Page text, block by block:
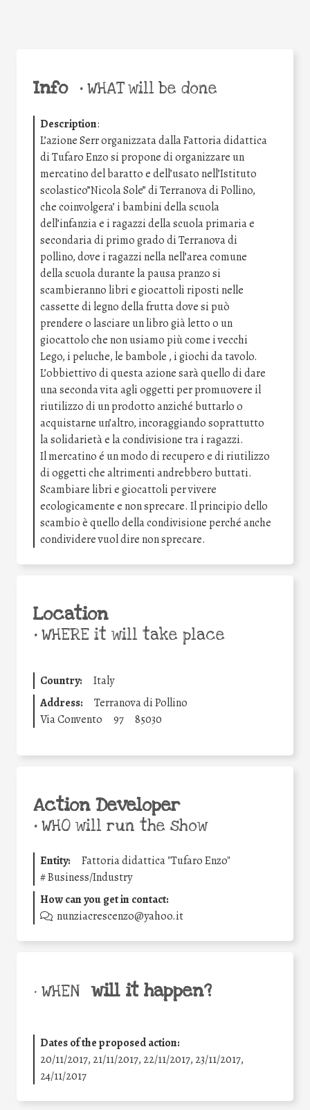
Info •WHAT will be done
Description:
L’azione Serr organizzata dalla Fattoria didattica
di Tufaro Enzo si propone di organizzare un
mercatino del baratto e dell’usato nell’Istituto
scolastico”Nicola Sole” di Terranova di Pollino,
che coinvolgera’ i bambini della scuola
dell’infanzia e i ragazzi della scuola primaria e
secondaria di primo grado di Terranova di
pollino, dove i ragazzi nella nell’area comune
della scuola durante la pausa pranzo si
scambieranno libri e giocattoli riposti nelle
cassette di legno della frutta dove si può
prendere o lasciare un libro già letto o un
giocattolo che non usiamo più come i vecchi
Lego, i peluche, le bambole , i giochi da tavolo.
L’obbiettivo di questa azione sarà quello di dare
una seconda vita agli oggetti per promuovere il
riutilizzo di un prodotto anziché buttarlo o
acquistarne un’altro, incoraggiando soprattutto
la solidarietà e la condivisione tra i ragazzi.
Il mercatino é un modo di recupero e di riutilizzo
di oggetti che altrimenti andrebbero buttati.
Scambiare libri e giocattoli per vivere
ecologicamente e non sprecare. Il principio dello
scambio è quello della condivisione perché anche
condividere vuol dire non sprecare.
Location
•WHERE it will take place
Country:
Italy
Address:
Terranova di Pollino
Via Convento
97 85030
Action Developer
•WHO will run the show
Entity:
Fattoria didattica "Tufaro Enzo"
#Business/Industry
How can you get in contact:
nunziacrescenzo@yahoo.it
• WHEN will it happen?
Dates of the proposed action:
20/11/2017, 21/11/2017, 22/11/2017, 23/11/2017,
24/11/2017